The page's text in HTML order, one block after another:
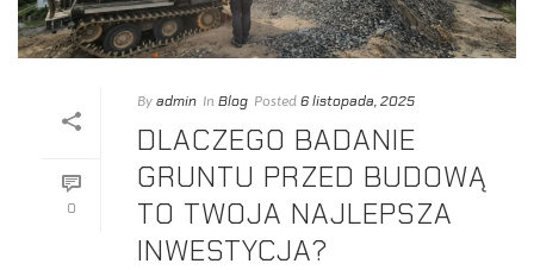
0
By admin In Blog Posted 6 listopada, 2025
DLACZEGO BADANIE
GRUNTU PRZED BUDOWĄ
TO TWOJA NAJLEPSZA
INWESTYCJA?